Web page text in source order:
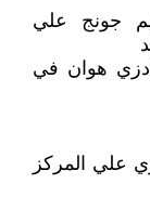
جونج علي
هوان في
علي المركز